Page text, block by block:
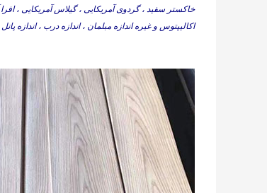
اکالیپتوس و غیره اندازه مبلمان ، اندازه درب ،